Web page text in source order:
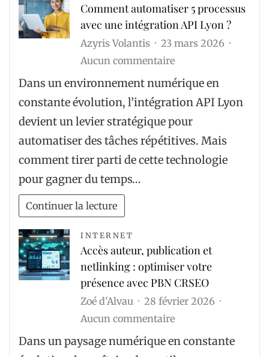
été
?
Comment automatiser 5 processus
avec une intégration API Lyon ?
Azyris Volantis
23 mars 2026
Aucun commentairesur
Comment
automatiser
processus
avec
une
Dans un environnement numérique en
constante évolution, l’intégration API Lyon
devient un levier stratégique pour
automatiser des tâches répétitives. Mais
comment tirer parti de cette technologie
pour gagner du temps…
Continuer la lecture
INTERNET
Accès auteur, publication et
netlinking : optimiser votre
présence avec PBN CRSEO
Zoé d'Alvau
28 février 2026
Aucun commentairesur
Accès
auteur,
Dans un paysage numérique en constante